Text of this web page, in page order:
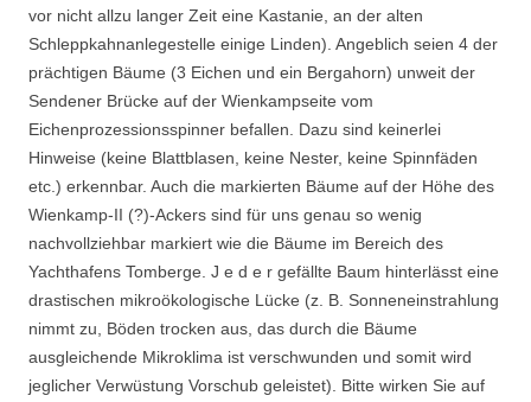
vor nicht allzu langer Zeit eine Kastanie, an der alten
Schleppkahnanlegestelle einige Linden). Angeblich seien 4 der
prächtigen Bäume (3 Eichen und ein Bergahorn) unweit der
Sendener Brücke auf der Wienkampseite vom
Eichenprozessionsspinner befallen. Dazu sind keinerlei
Hinweise (keine Blattblasen, keine Nester, keine Spinnfäden
etc.) erkennbar. Auch die markierten Bäume auf der Höhe des
Wienkamp-II (?)-Ackers sind für uns genau so wenig
nachvollziehbar markiert wie die Bäume im Bereich des
Yachthafens Tomberge. J e d e r gefällte Baum hinterlässt eine
drastischen mikroökologische Lücke (z. B. Sonneneinstrahlung
nimmt zu, Böden trocken aus, das durch die Bäume
ausgleichende Mikroklima ist verschwunden und somit wird
jeglicher Verwüstung Vorschub geleistet). Bitte wirken Sie auf